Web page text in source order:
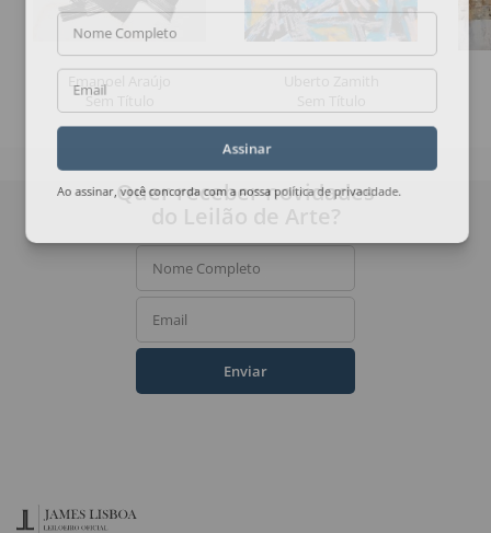
Emanoel Araújo
Sem Título
Nome Completo
Email
Assinar
Ao assinar, você concorda com a nossa política de privacidade
Quer receber novidades
Nome Completo
Email
Enviar